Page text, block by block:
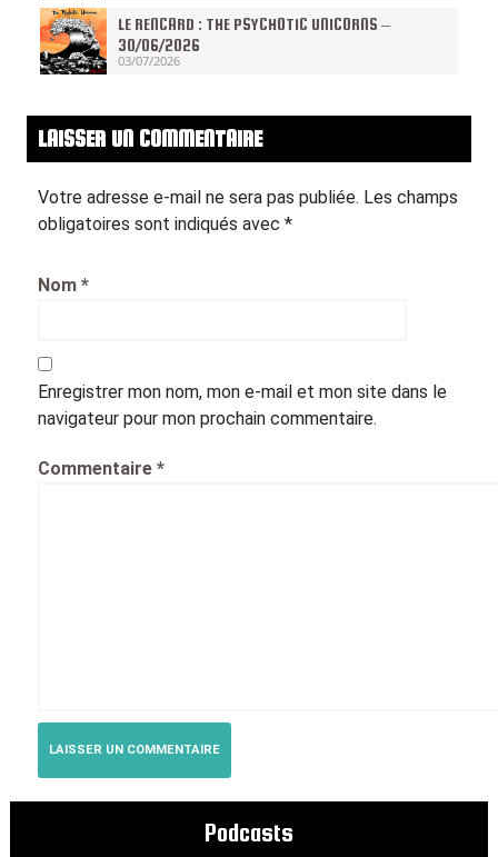
LE RENCARD : THE PSYCHOTIC UNICORNS –
30/06/2026
03/07/2026
LAISSER UN COMMENTAIRE
Votre adresse e-mail ne sera pas publiée. Les champs
obligatoires sont indiqués avec *
Nom *
Enregistrer mon nom, mon e-mail et mon site dans le
navigateur pour mon prochain commentaire.
Commentaire *
Podcasts